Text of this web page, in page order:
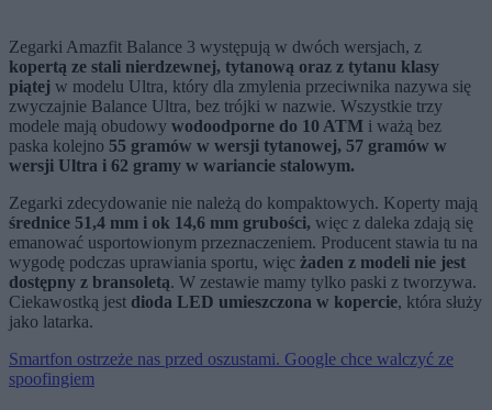
Zegarki Amazfit Balance 3 występują w dwóch wersjach, z
kopertą ze stali nierdzewnej, tytanową oraz z tytanu klasy
piątej w modelu Ultra, który dla zmylenia przeciwnika nazywa się
zwyczajnie Balance Ultra, bez trójki w nazwie. Wszystkie trzy
modele mają obudowy wodoodporne do 10 ATM i ważą bez
paska kolejno 55 gramów w wersji tytanowej, 57 gramów w
wersji Ultra i 62 gramy w wariancie stalowym.
Zegarki zdecydowanie nie należą do kompaktowych. Koperty mają
średnice 51,4 mm i ok 14,6 mm grubości, więc z daleka zdają się
emanować usportowionym przeznaczeniem. Producent stawia tu na
wygodę podczas uprawiania sportu, więc żaden z modeli nie jest
dostępny z bransoletą. W zestawie mamy tylko paski z tworzywa.
Ciekawostką jest dioda LED umieszczona w kopercie, która służy
jako latarka.
Smartfon ostrzeże nas przed oszustami. Google chce walczyć ze
spoofingiem